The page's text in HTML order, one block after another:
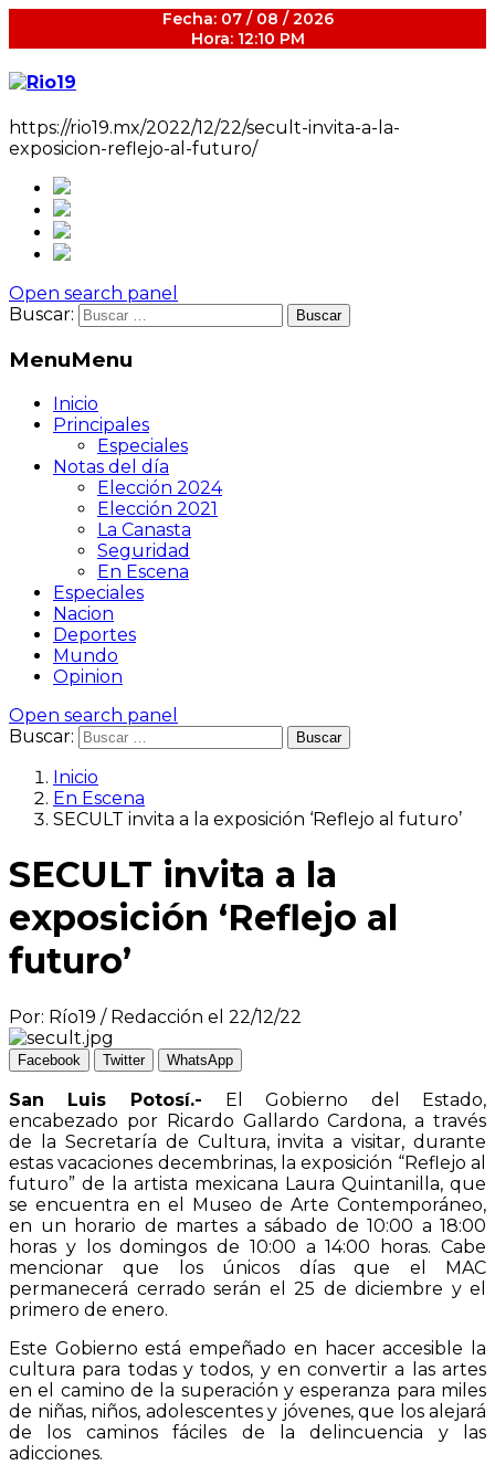
Fecha: 07 / 08 / 2026
Hora: 12:10 PM
https://rio19.mx/2022/12/22/secult-invita-a-la-
exposicion-reflejo-al-futuro/
Open search panel
Buscar:
MenuMenu
Inicio
Principales
Especiales
Notas del día
Elección 2024
Elección 2021
La Canasta
Seguridad
En Escena
Especiales
Nacion
Deportes
Mundo
Opinion
Open search panel
Buscar:
Inicio
En Escena
SECULT invita a la exposición ‘Reflejo al futuro’
SECULT invita a la
exposición ‘Reflejo al
futuro’
Por: Río19 / Redacción el 22/12/22
Facebook Twitter WhatsApp
San Luis Potosí.- El Gobierno del Estado,
encabezado por Ricardo Gallardo Cardona, a través
de la Secretaría de Cultura, invita a visitar, durante
estas vacaciones decembrinas, la exposición “Reflejo al
futuro” de la artista mexicana Laura Quintanilla, que
se encuentra en el Museo de Arte Contemporáneo,
en un horario de martes a sábado de 10:00 a 18:00
horas y los domingos de 10:00 a 14:00 horas. Cabe
mencionar que los únicos días que el MAC
permanecerá cerrado serán el 25 de diciembre y el
primero de enero.
Este Gobierno está empeñado en hacer accesible la
cultura para todas y todos, y en convertir a las artes
en el camino de la superación y esperanza para miles
de niñas, niños, adolescentes y jóvenes, que los alejará
de los caminos fáciles de la delincuencia y las
adicciones.